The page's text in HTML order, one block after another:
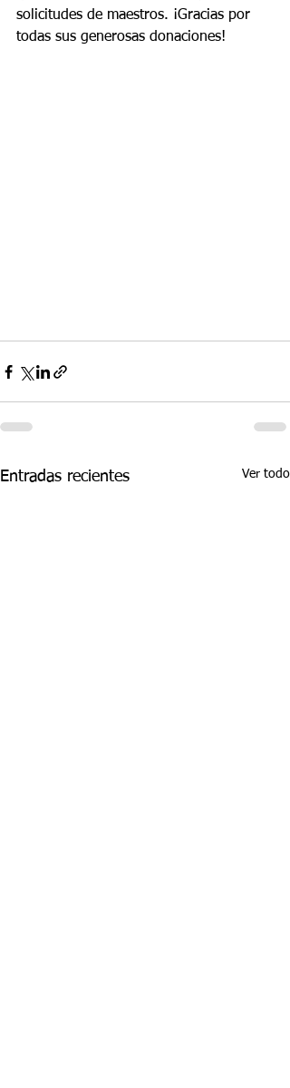
solicitudes de maestros. ¡Gracias por
todas sus generosas donaciones!
Entradas recientes Ver todo